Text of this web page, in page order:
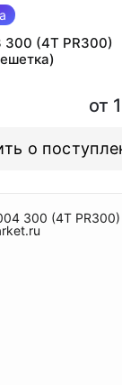
300 (4T PR300)
от
о